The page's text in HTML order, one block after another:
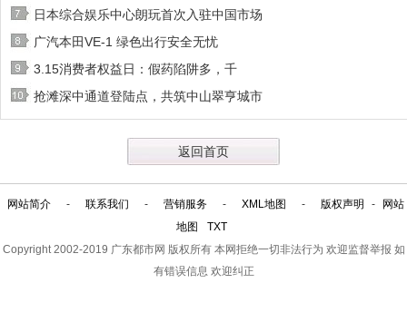
日本综合娱乐中心朗玩首次入驻中国市场
广汽本田VE-1 绿色出行安全无忧
3.15消费者权益日：假药陷阱多，千
抢滩深中通道登陆点，共筑中山翠亨城市
返回首页
网站简介 - 联系我们 - 营销服务 - XML地图 - 版权声明 -
网站
地图
TXT
Copyright 2002-2019 广东都市网 版权所有 本网拒绝一切非法行为 欢迎监督举报 如
有错误信息 欢迎纠正